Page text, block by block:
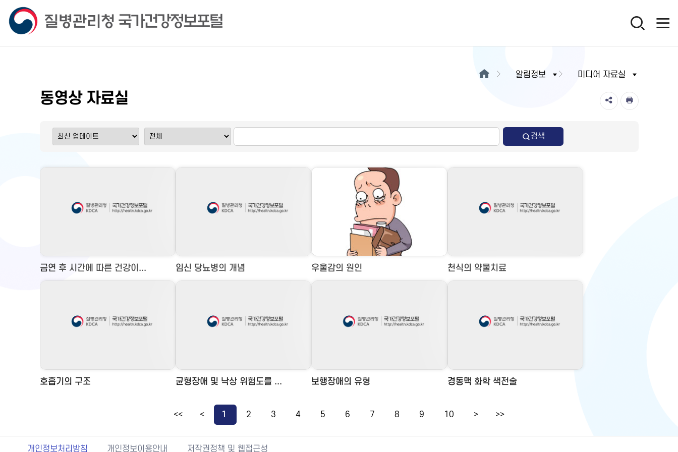
알림정보 미디어 자료실
동영상 자료실
검색
금연 후 시간에 따른 건강이... 임신 당뇨병의 개념 우울감의 원인 천식의 약물치료
호흡기의 구조 균형장애 및 낙상 위험도를 ... 보행장애의 유형 경동맥 화학 색전술
<< < 1 2 3 4 5 6 7 8 9 10 > >>
개인정보처리방침 개인정보이용안내 저작권정책 및 웹접근성